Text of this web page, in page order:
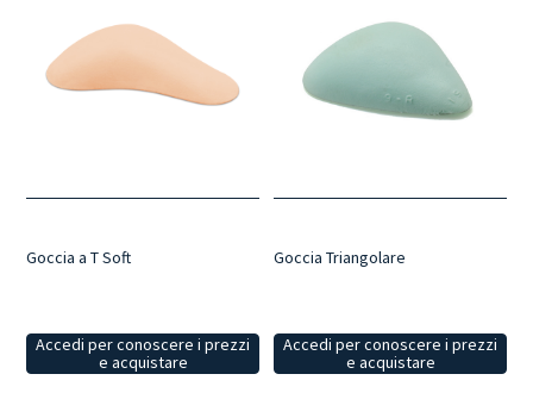
Goccia a T Soft
Accedi per conoscere i prezzi
e acquistare
Goccia Triangolare
Accedi per conoscere i prezzi
e acquistare